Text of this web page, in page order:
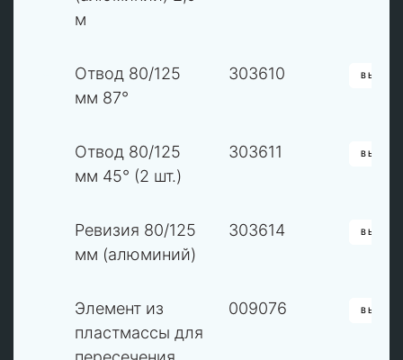
м
Отвод 80/125
мм 87°
303610
Отвод 80/125
мм 45° (2 шт.)
303611
Ревизия 80/125
мм (алюминий)
303614
Элемент из
пластмассы для
009076